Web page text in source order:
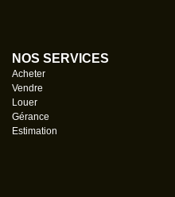
NOS SERVICES
Acheter
Vendre
Louer
Gérance
Estimation